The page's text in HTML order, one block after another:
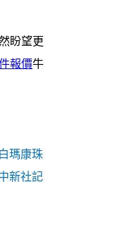
盼望更
報價牛
瑪康珠
新社記